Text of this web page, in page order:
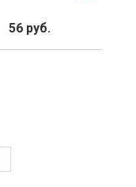
56 руб.